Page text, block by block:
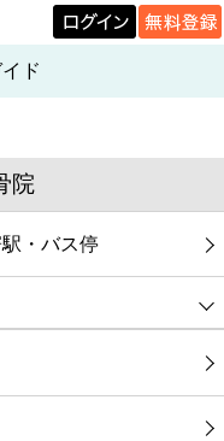
ド
院
・バス停